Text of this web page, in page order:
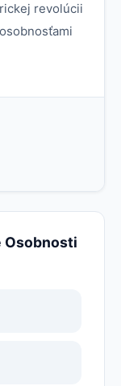
revolúcii
Osobnosti